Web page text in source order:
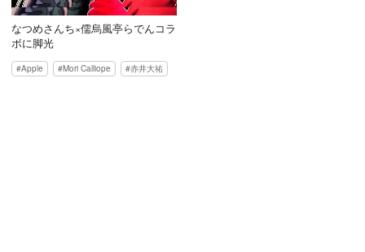
なつめさんち×儒烏風亭らでんコラ
ボに脚光
Apple Mori Calliope 赤井大祐